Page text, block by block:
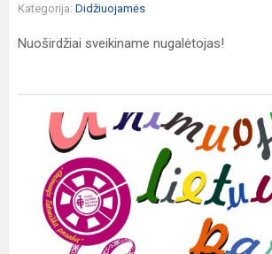
Kategorija: Didžiuojamės
Nuoširdžiai sveikiname nugalėtojas!
Respublikinis
tautosakos
ekranizacijos
konkursas
„Animuoju...